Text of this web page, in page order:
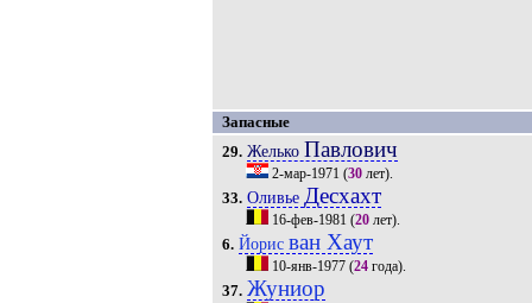
Запасные
29. Желько Павлович
2-мар-1971 (30лет).
33. Оливье Десхахт
16-фев-1981 (20лет).
6. Йорис ван Хаут
10-янв-1977(24года).
37. Жуниор